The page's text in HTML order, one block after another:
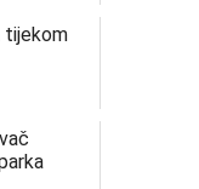
tijekom